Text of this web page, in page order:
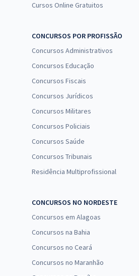
Cursos Online Gratuitos
CONCURSOS POR PROFISSÃO
Concursos Administrativos
Concursos Educação
Concursos Fiscais
Concursos Jurídicos
Concursos Militares
Concursos Policiais
Concursos Saúde
Concursos Tribunais
Residência Multiprofissional
CONCURSOS NO NORDESTE
Concursos em Alagoas
Concursos na Bahia
Concursos no Ceará
Concursos no Maranhão